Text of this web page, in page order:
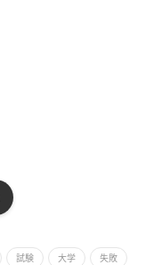
試験 大学 失敗